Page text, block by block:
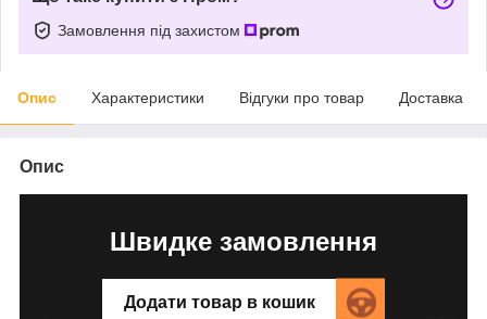
Замовлення під захистом
Опис Характеристики Відгуки про товар Доставка
Опис
Швидке замовлення
Додати товар в кошик